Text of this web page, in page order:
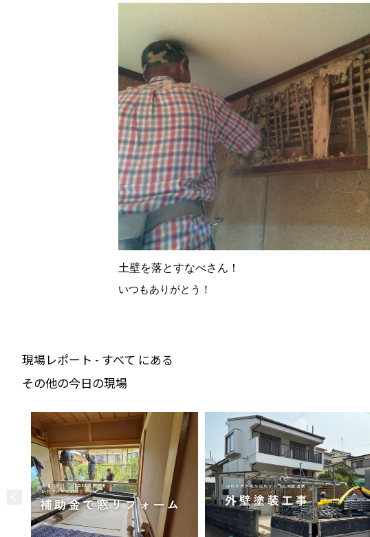
土壁を落とすなべさん！
いつもありがとう！
現場レポート - すべて にある
その他の今日の現場